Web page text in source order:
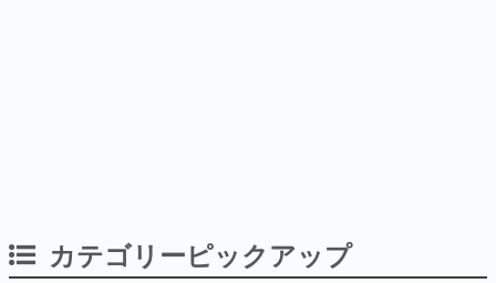
カテゴリーピックアップ